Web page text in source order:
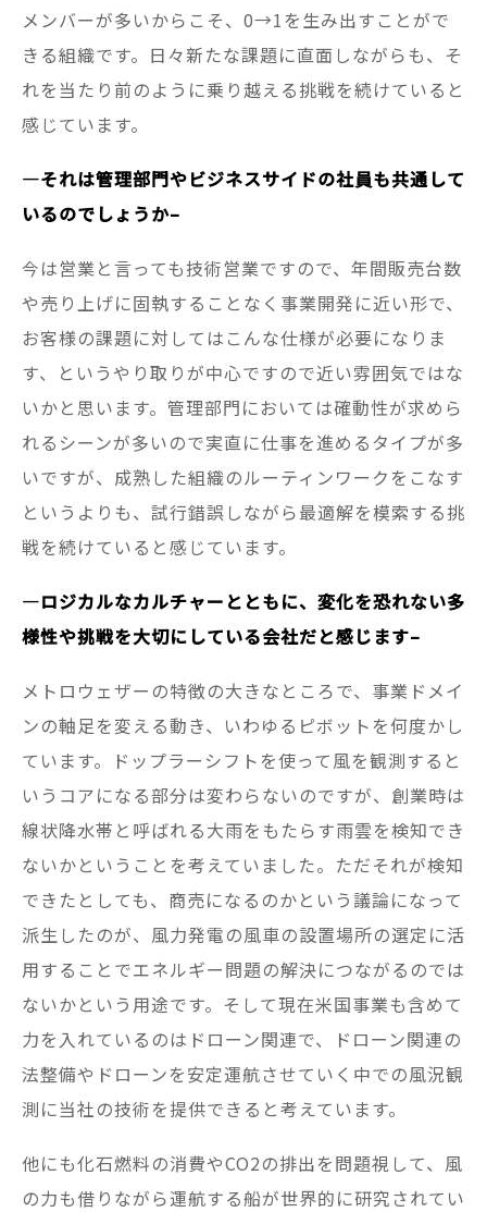
メンバーが多いからこそ、0→1を生み出すことがで
きる組織です。日々新たな課題に直面しながらも、そ
れを当たり前のように乗り越える挑戦を続けていると
感じています。
—それは管理部門やビジネスサイドの社員も共通して
いるのでしょうか–
今は営業と言っても技術営業ですので、年間販売台数
や売り上げに固執することなく事業開発に近い形で、
お客様の課題に対してはこんな仕様が必要になりま
す、というやり取りが中心ですので近い雰囲気ではな
いかと思います。管理部門においては確動性が求めら
れるシーンが多いので実直に仕事を進めるタイプが多
いですが、成熟した組織のルーティンワークをこなす
というよりも、試行錯誤しながら最適解を模索する挑
戦を続けていると感じています。
—ロジカルなカルチャーとともに、変化を恐れない多
様性や挑戦を大切にしている会社だと感じます–
メトロウェザーの特徴の大きなところで、事業ドメイ
ンの軸足を変える動き、いわゆるピボットを何度かし
ています。ドップラーシフトを使って風を観測すると
いうコアになる部分は変わらないのですが、創業時は
線状降水帯と呼ばれる大雨をもたらす雨雲を検知でき
ないかということを考えていました。ただそれが検知
できたとしても、商売になるのかという議論になって
派生したのが、風力発電の風車の設置場所の選定に活
用することでエネルギー問題の解決につながるのでは
ないかという用途です。そして現在米国事業も含めて
力を入れているのはドローン関連で、ドローン関連の
法整備やドローンを安定運航させていく中での風況観
測に当社の技術を提供できると考えています。
他にも化石燃料の消費やCO2の排出を問題視して、風
の力も借りながら運航する船が世界的に研究されてい